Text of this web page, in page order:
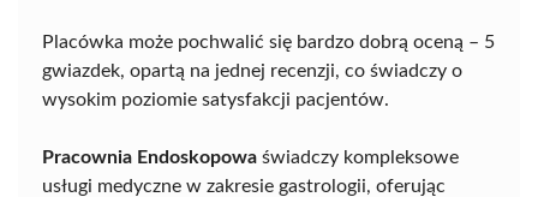
Placówka może pochwalić się bardzo dobrą oceną – 5
gwiazdek, opartą na jednej recenzji, co świadczy o
wysokim poziomie satysfakcji pacjentów.
Pracownia Endoskopowa świadczy kompleksowe
usługi medyczne w zakresie gastrologii, oferując